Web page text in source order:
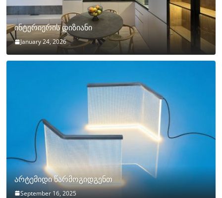
ინტერიერის დიზიანი
January 24, 2026
არტემიდი წარმოგიდგენთ
September 16, 2025